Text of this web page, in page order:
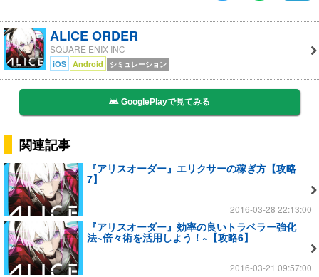
ALICE ORDER
SQUARE ENIX INC
iOS Android シミュレーション
GooglePlayで見てみる
関連記事
『アリスオーダー』エリクサーの稼ぎ方【攻略
7】
2016-03-28 22:13:00
『アリスオーダー』効率の良いトラベラー強化
法~倍々術を活用しよう！~【攻略6】
2016-03-21 09:57:00